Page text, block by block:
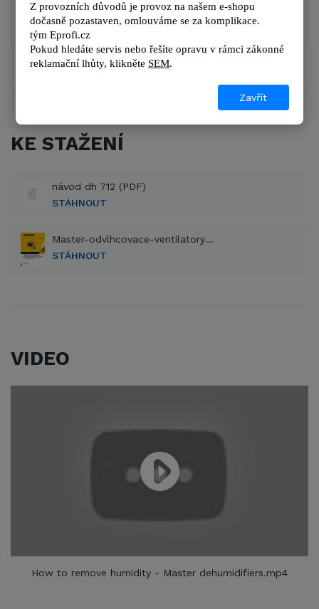
DETAIL DETAIL
KE STAŽENÍ
návod dh 712 (PDF)
STÁHNOUT
Master-odvlhcovace-ventilatory-katalog-2014-2015 (PDF)
STÁHNOUT
VIDEO
How to remove humidity - Master dehumidifiers.mp4
Z provozních důvodů je provoz na našem e-shopu
dočasně pozastaven, omlouváme se za komplikace.
tým Eprofi.cz
Pokud hledáte servis nebo řešíte opravu v rámci zákonné
reklamační lhůty, klikněte SEM.
Zavřít